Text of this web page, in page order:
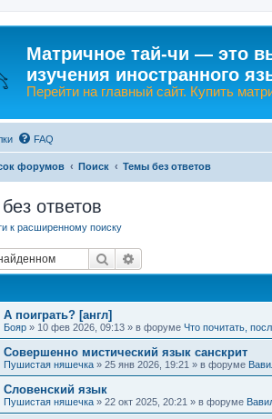
Матричное тай-чи — это
изучения иностранного
Перейти на главный сайт. Купить
FAQ
форумов Поиск Темы без ответов
ответов
к расширенному поиску
Поиск
А поиграть? [англ]
Бояр » 10 фев 2026, 09:13 » в форуме Что почитать,
Совершенно мистический язык санскрит
Пушистая няшечка » 25 янв 2026, 19:21 » в форуме
Словенский язык
Пушистая няшечка » 22 окт 2025, 20:21 » в форуме